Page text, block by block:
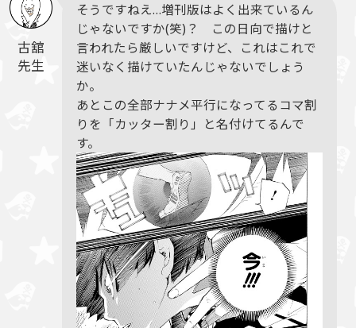
古舘
先生
そうですねえ…増刊版はよく出来ているん
じゃないですか(笑)？ この日向で描けと
言われたら厳しいですけど、これはこれで
迷いなく描けていたんじゃないでしょう
か。
あとこの全部ナナメ平行になってるコマ割
りを「カッター割り」と名付けてるんで
す。